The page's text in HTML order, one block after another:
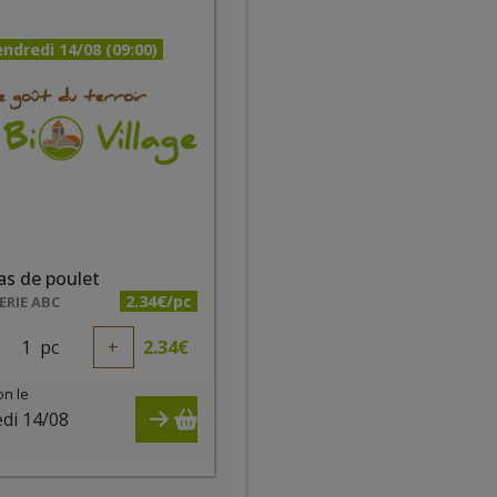
14/08 (09:00)
de poulet
ABC 2.34€/pc
1 pc + 2.34€
le
14/08